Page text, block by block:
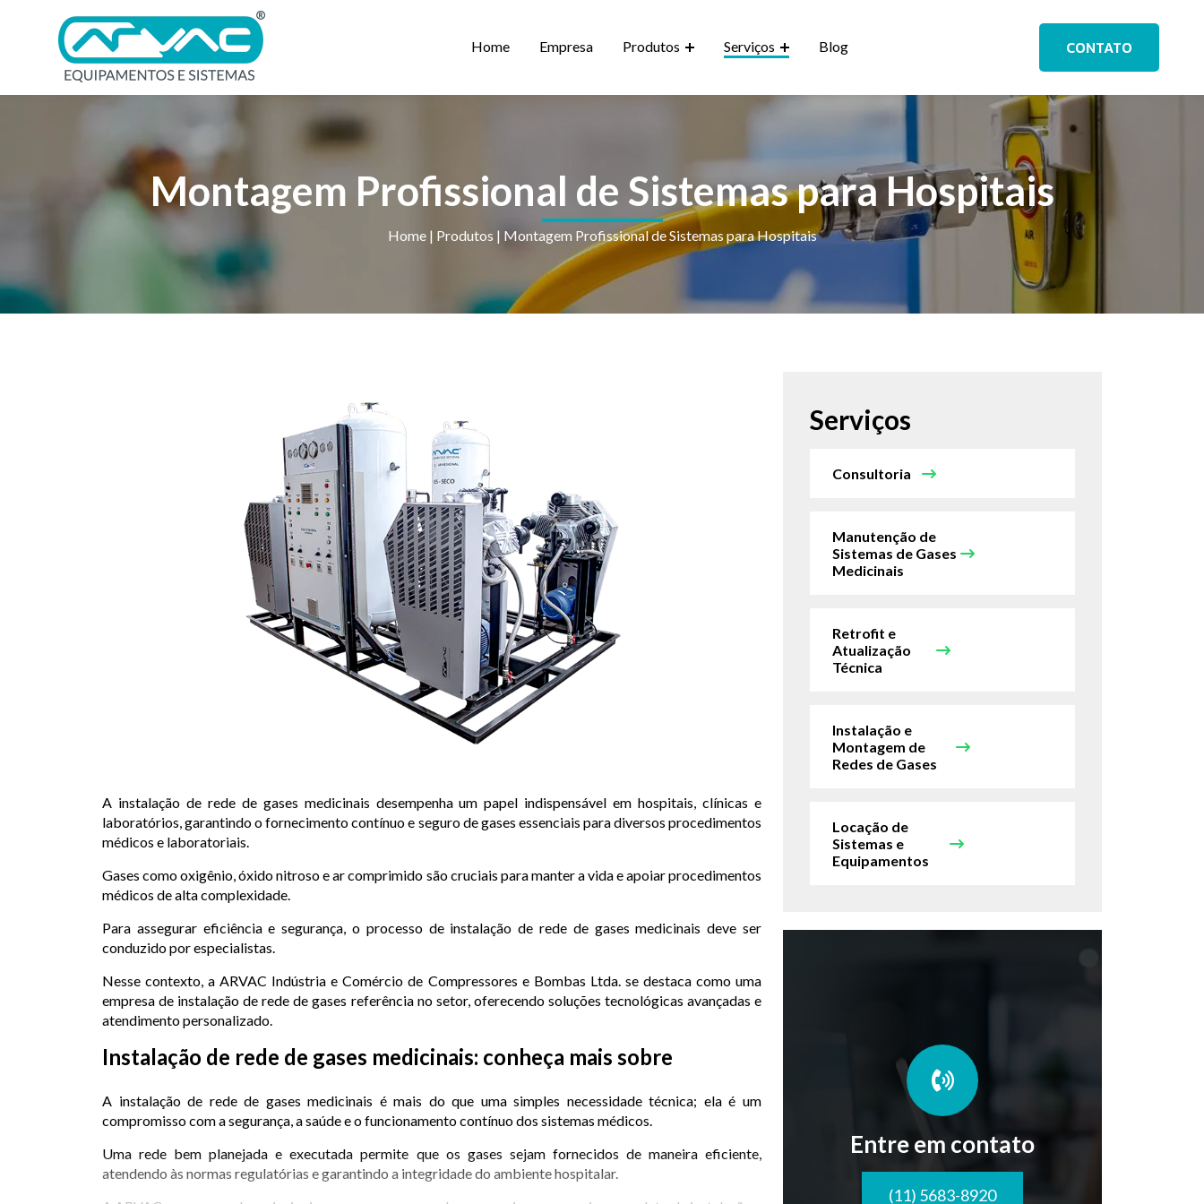
Home Empresa Produtos Serviços Blog CONTATO
Montagem Profissional de Sistemas para Hospitais
Home| Produtos | Montagem Profissional de Sistemas para Hospitais
A instalação de rede de gases medicinais desempenha um papel indispensável em hospitais, clínicas e
laboratórios, garantindo o fornecimento contínuo e seguro de gases essenciais para diversos procedimentos
médicos e laboratoriais.
Gases como oxigênio, óxido nitroso e ar comprimido são cruciais para manter a vida e apoiar procedimentos
médicos de alta complexidade.
Para assegurar eficiência e segurança, o processo de instalação de rede de gases medicinais deve ser
conduzido por especialistas.
Nesse contexto, a ARVAC Indústria e Comércio de Compressores e Bombas Ltda. se destaca como uma
empresa de instalação de rede de gases referência no setor, oferecendo soluções tecnológicas avançadas e
atendimento personalizado.
Instalação de rede de gases medicinais: conheça mais sobre
A instalação de rede de gases medicinais é mais do que uma simples necessidade técnica; ela é um
compromisso com a segurança, a saúde e o funcionamento contínuo dos sistemas médicos.
Uma rede bem planejada e executada permite que os gases sejam fornecidos de maneira eficiente,
atendendo às normas regulatórias e garantindo a integridade do ambiente hospitalar.
Serviços
Consultoria
Manutenção de
Sistemas de Gases
Medicinais
Retrofit e
Atualização
Técnica
Instalação e
Montagem de
Redes de Gases
Locação de
Sistemas e
Equipamentos
Entre em contato
(11) 5683-8920